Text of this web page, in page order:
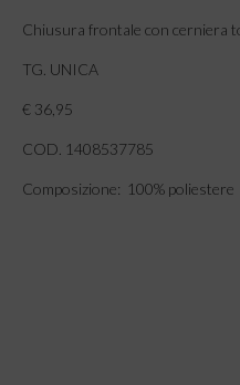
Chiusura frontale con cerniera
TG. UNICA
€ 36,95
COD. 1408537785
Composizione: 100% poliestere